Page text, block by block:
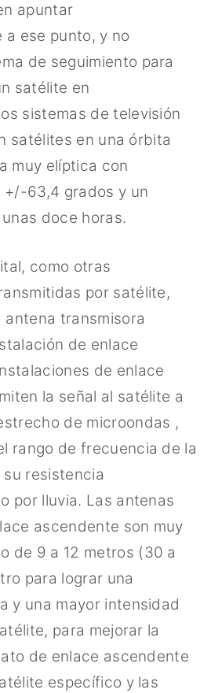
apuntar
a ese punto, y no
de seguimiento para
satélite en
sistemas de televisión
satélites en una órbita
muy elíptica con
+/-63,4 grados y un
doce horas.
como otras
por satélite,
transmisora
de enlace
de enlace
la señal al satélite a
de microondas ,
rango de frecuencia de la
resistencia
por lluvia. Las antenas
ascendente son muy
de 9 a 12 metros (30 a
para lograr una
y una mayor intensidad
para mejorar la
de enlace ascendente
específico y las